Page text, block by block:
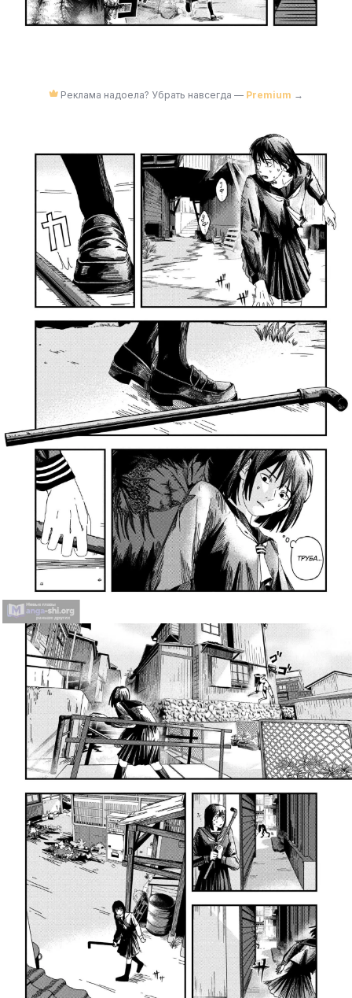
Реклама надоела? Убрать навсегда — Premium →